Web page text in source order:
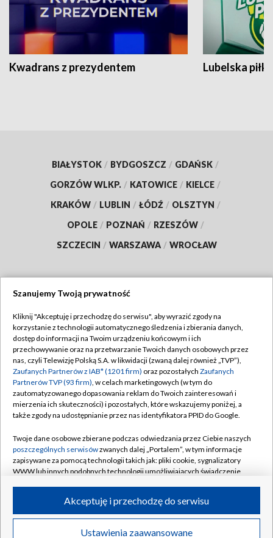
Kwadrans z prezydentem Lubelska piłka
BIAŁYSTOK / BYDGOSZCZ / GDAŃSK /
GORZÓW WLKP. / KATOWICE / KIELCE /
KRAKÓW / LUBLIN / ŁÓDŹ / OLSZTYN /
OPOLE / POZNAŃ / RZESZÓW /
SZCZECIN / WARSZAWA / WROCŁAW
TVP
Abonament TVP
Emisja w TVP
Centrum informacji TVP
Naziemna Telewizja Cyfrowa
Rada Programowa
System NOS
Informacje o nadawcy
Program dla prasy
Regulamin TVP
Polityka prywatności
Moje zgody
Pomoc
Kontakt
Kanały
©2026 Telewizja Polska S.A. w likwidacji
Szanujemy Twoją prywatność
Kliknij "Akceptuję i przechodzę do serwisu", aby wyrazić zgody na
korzystanie z technologii automatycznego śledzenia i zbierania danych,
dostęp do informacji na Twoim urządzeniu końcowym i ich
przechowywanie oraz na przetwarzanie Twoich danych osobowych przez
nas, czyli Telewizję Polską S.A. w likwidacji (zwaną dalej również „TVP”),
Zaufanych Partnerów z IAB* (1201 firm) oraz pozostałych Zaufanych
Partnerów TVP (93 firm), w celach marketingowych (w tym do
zautomatyzowanego dopasowania reklam do Twoich zainteresowań i
mierzenia ich skuteczności) i pozostałych, które wskazujemy poniżej, a
także zgody na udostępnianie przez nas identyfikatora PPID do Google.
Twoje dane osobowe zbierane podczas odwiedzania przez Ciebie naszych
poszczególnych serwisówzwanych dalej „Portalem”, w tym informacje
zapisywane za pomocą technologii takich jak: pliki cookie, sygnalizatory
WWW lub innych podobnych technologii umożliwiających świadczenie
ruchu w Internecie.
Twoje dane osobowe zbierane podczas odwiedzania przez Ciebie
Ustawienia zaawansowane
Akceptuję i przechodzę do serwisu